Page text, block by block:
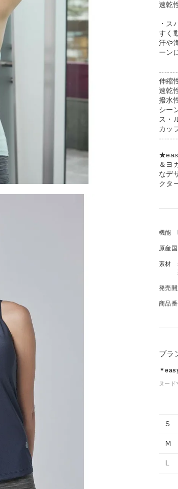
速乾
・ス
すく
汗や
ーン
伸縮
速乾
撥水
シー
ス・
カッ
＆ヨ
なデ
クタ
機能
原産国
素材
発売
商品
ブラ
＊
ヌー
S
M
L